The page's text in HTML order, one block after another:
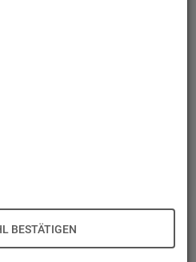
BESTÄTIGEN
Arbeit oder haben
fehlt?